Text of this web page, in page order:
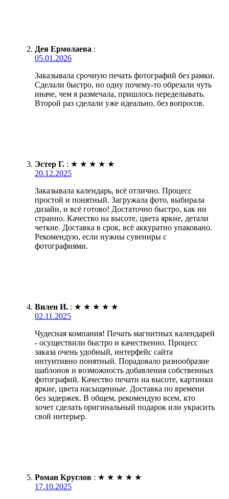
Дея Ермолаева :
05.01.2026
Заказывала срочную печать фотографий без рамки.
Сделали быстро, но одну почему-то обрезали чуть
иначе, чем я размечала, пришлось переделывать.
Второй раз сделали уже идеально, без вопросов.
Эстер Г. : ★ ★ ★ ★ ★
20.12.2025
Заказывала календарь, всё отлично. Процесс
простой и понятный. Загружала фото, выбирала
дизайн, и всё готово! Достаточно быстро, как ни
странно. Качество на высоте, цвета яркие, детали
четкие. Доставка в срок, всё аккуратно упаковано.
Рекомендую, если нужны сувениры с
фотографиями.
Вилен И. : ★ ★ ★ ★ ★
02.11.2025
Чудесная компания! Печать магнитных календарей
- осуществили быстро и качественно. Процесс
заказа очень удобный, интерфейс сайта
интуитивно понятный. Порадовало разнообразие
шаблонов и возможность добавления собственных
фотографий. Качество печати на высоте, картинки
яркие, цвета насыщенные. Доставка по времени
без задержек. В общем, рекомендую всем, кто
хочет сделать оригинальный подарок или украсить
свой интерьер.
Роман Круглов : ★ ★ ★ ★ ★
17.10.2025